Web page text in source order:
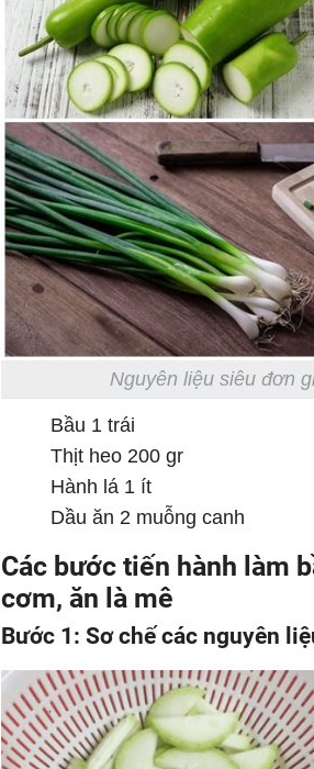
Nguyên liệu siêu đơn
Bầu 1 trái
Thịt heo 200 gr
Hành lá 1 ít
Dầu ăn 2 muỗng canh
Các bước tiến hành làm
cơm, ăn là mê
Bước 1: Sơ chế các nguyên